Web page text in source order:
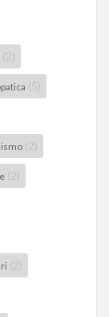
(2)
(5)
(2)
(2)
(2)